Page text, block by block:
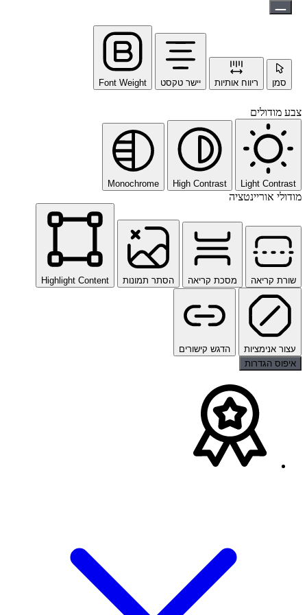
סמן ריווח אותיות יישר טקסט Font Weight
צבע מודולים
Light Contrast
High Contrast
Monochrome
מודולי אוריינטציה
שורת קריאה מסכת קריאה הסתר תמונות Highlight Content
עצור אנימציות
הדגש קישורים
איפוס הגדרות